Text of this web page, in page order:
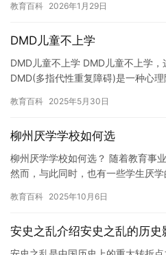
度使…
教育百科 2026年1月29日
DMD儿童不上学
DMD儿童不上学 DMD儿童不上学，
DMD(多指代性重复障碍)是一种心
教育百科 2025年5月30日
柳州厌学学校如何选
柳州厌学学校如何选？ 随着教育事
然而，与此同时，也有一些学生厌
扰。 …
教育百科 2025年10月6日
安史之乱介绍安史之乱的历史